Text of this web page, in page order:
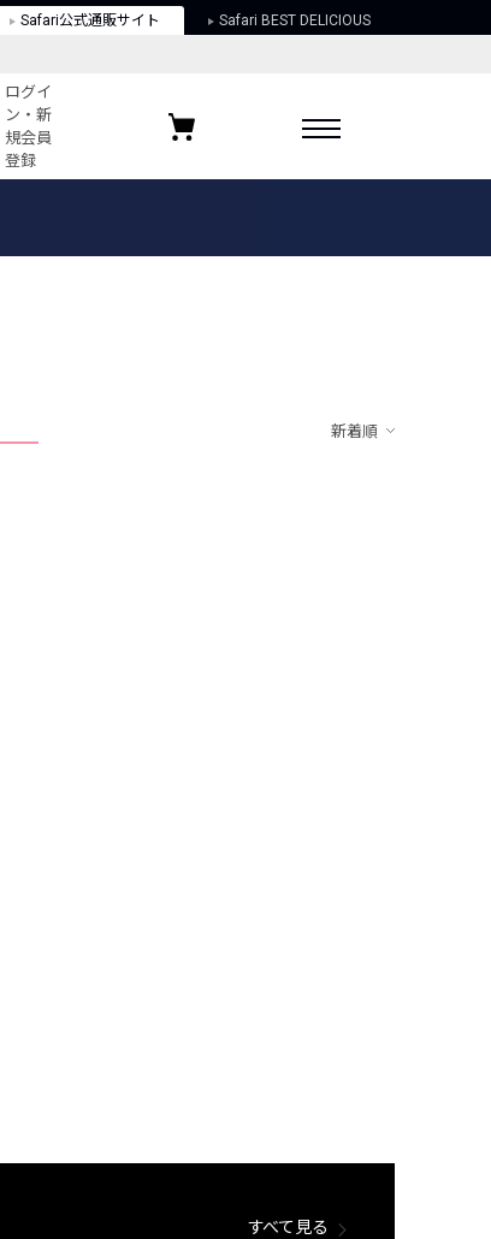
Safari公式通販サイト Safari BEST DELICIOUS
ログイ
ン・新
規会員
登録
お気に入りブランド
新着順
すべて見る